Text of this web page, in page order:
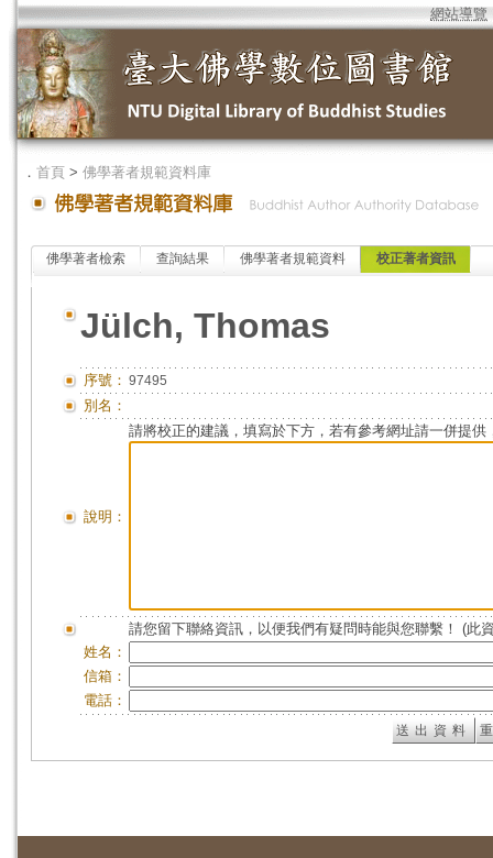
網站導覽
． 首頁 > 佛學著者規範資料庫
佛學著者檢索 查詢結果 佛學著者規範資料 校正著者資訊
Jülch, Thomas
序號： 97495
別名：
說明：
請將校正的建議，填寫於下方，若有參考網址請一併提供
請您留下聯絡資訊，以便我們有疑問時能與您聯繫！ (此
姓名：
信箱：
電話：